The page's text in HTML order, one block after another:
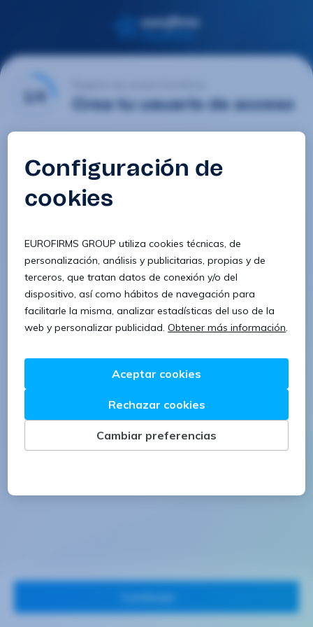
1/4 Crea tu usuario de acceso
Contraseña
Confirmar contraseña
8 caracteres 1 letra minúscula
1 letra mayúscula 1 número